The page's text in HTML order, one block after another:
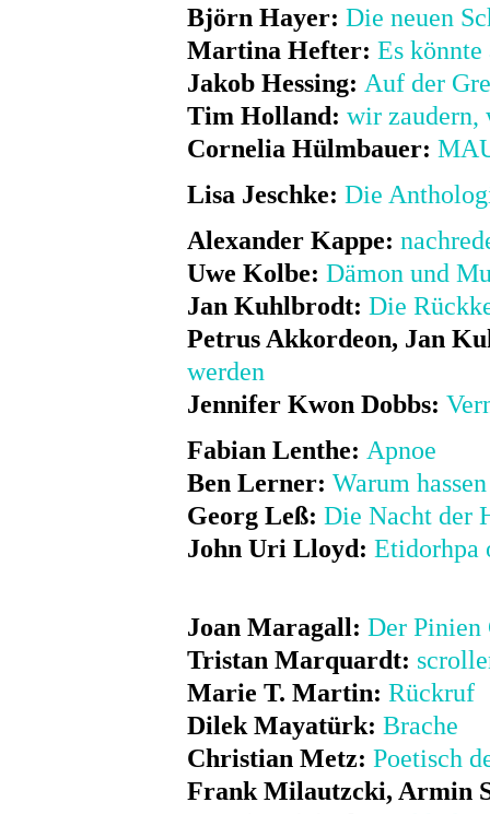
Björn Hayer: Die neuen
Martina Hefter:Es könnte
Jakob Hessing: Auf der
Tim Holland:wir zaudern,
Cornelia Hülmbauer:
Lisa Jeschke:Die
Alexander Kappe:
Uwe Kolbe:Dämon und
Jan Kuhlbrodt:Die
Petrus Akkordeon, Jan
werden
Jennifer Kwon Dobbs:
Fabian Lenthe: Apnoe
Ben Lerner:Warum
Georg Leß:Die Nacht der
John Uri Lloyd: Etidorhpa
Joan Maragall:Der Pinien
Tristan Marquardt:
Marie T. Martin:Rückruf
Dilek Mayatürk: Brache
Christian Metz:Poetisch
Frank Milautzcki, Armin